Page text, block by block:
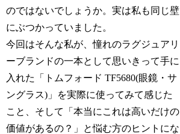
のではないでしょうか。実は私も同じ壁
にぶつかっていました。
今回はそんな私が、憧れのラグジュアリ
ーブランドの一本として思いきって手に
入れた「トムフォード TF5680(眼鏡・サ
ングラス)」を実際に使ってみて感じた
こと、そして「本当にこれは高いだけの
価値があるの？」と悩む方のヒントにな